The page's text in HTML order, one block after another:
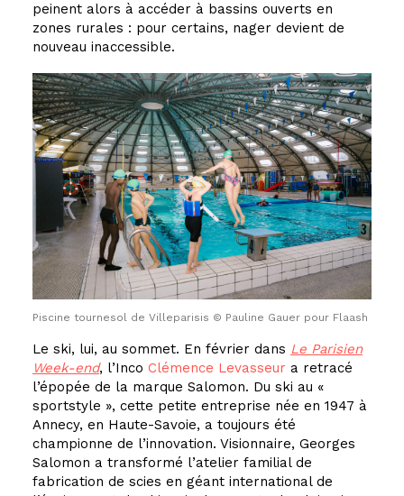
peinent alors à accéder à bassins ouverts en
zones rurales : pour certains, nager devient de
nouveau inaccessible.
Piscine tournesol de Villeparisis © Pauline Gauer pour Flaash
Le ski, lui, au sommet. En février dans Le Parisien
Week-end, l’Inco Clémence Levasseur a retracé
l’épopée de la marque Salomon. Du ski au «
sportstyle », cette petite entreprise née en 1947 à
Annecy, en Haute-Savoie, a toujours été
championne de l’innovation. Visionnaire, Georges
Salomon a transformé l’atelier familial de
fabrication de scies en géant international de